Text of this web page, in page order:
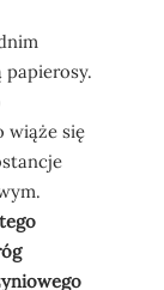
wiąże się